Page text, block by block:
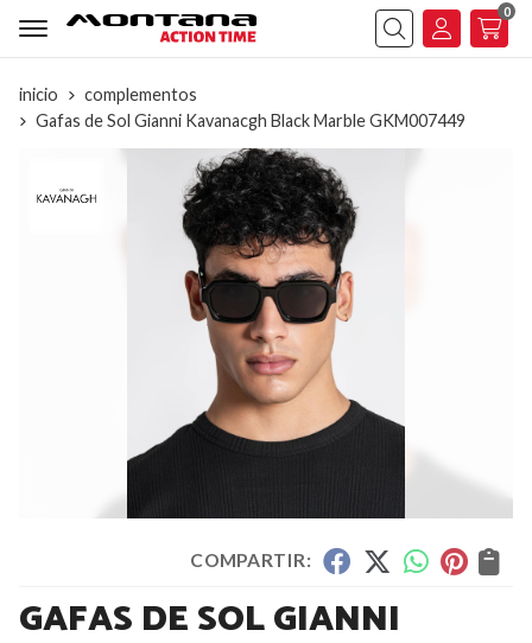
Buscar
0
inicio
complementos
Gafas de Sol Gianni Kavanacgh Black Marble GKM007449
COMPARTIR:
GAFAS DE SOL GIANNI